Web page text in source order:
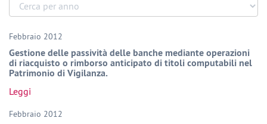
Febbraio 2012
Gestione delle passività delle banche mediante operazioni
di riacquisto o rimborso anticipato di titoli computabili nel
Patrimonio di Vigilanza.
Leggi
Febbraio 2012